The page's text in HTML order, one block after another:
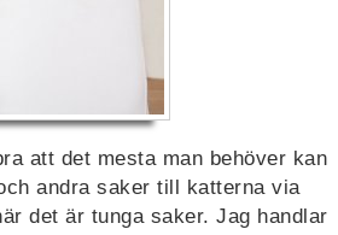
att det mesta man behöver kan
andra saker till katterna via
det är tunga saker. Jag handlar